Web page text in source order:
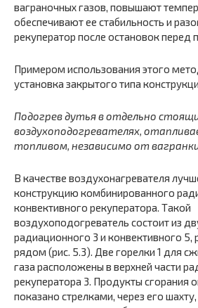
ваграночных газов, повышают
обеспечивают ее стабильность и
рекуператор после остановок перед
Примером использования этого
установка закрытого типа
Подогрев дутья в отдельно
воздухоподогревателях,
топливом, независимо от
В качестве воздухонагревателя
конструкцию комбинированного
конвективного рекуператора. Такой
воздухоподогреватель состоит из
радиационного 3 и конвективного
рядом (рис. 5.3). Две горелки 1 для
газа расположены в верхней части
рекуператора 3. Продукты сгорания
показано стрелками, через его